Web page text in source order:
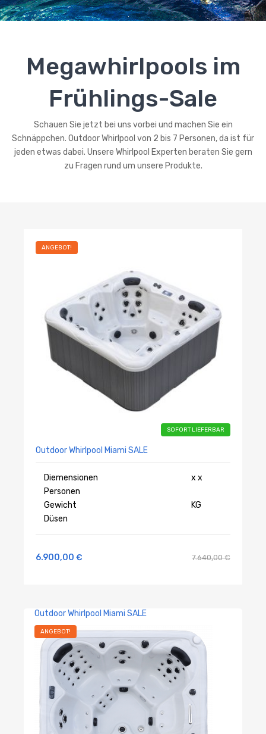
Serie Klassik
Whirlpools und Zubehör
Impressum
Megawhirlpools im
Frühlings-Sale
Schauen Sie jetzt bei uns vorbei und machen Sie ein
Schnäppchen. Outdoor Whirlpool von 2 bis 7 Personen, da ist für
jeden etwas dabei. Unsere Whirlpool Experten beraten Sie gern
zu Fragen rund um unsere Produkte.
ANGEBOT!
SOFORT LIEFERBAR
Outdoor Whirlpool Miami SALE
Diemensionen
x x
Personen
Gewicht
KG
Düsen
7.640,00€
6.900,00 €
Outdoor Whirlpool Miami SALE
ANGEBOT!